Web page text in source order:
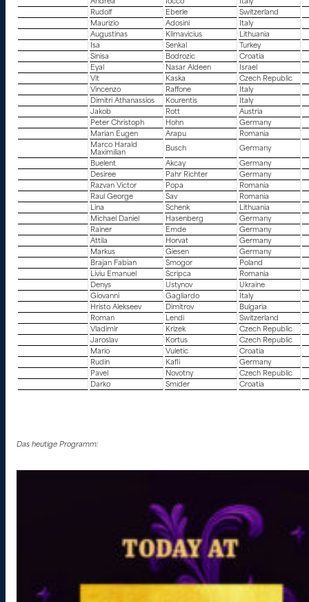
Rudolf
Eberle
Switzerland
Maurizio
Adosini
Italy
Augustinas
Klimavicius
Lithuania
Isa
Senkal
Turkey
Sinisa
Bodrozic
Croatia
Eyal
Nasar Aldeen
Israel
Vit
Kaska
Czech Republic
Vincenzo
Raffone
Italy
Dimitri Athanassios
Kourentis
Italy
Jakob
Rott
Austria
Peter Christoph
Hohn
Germany
Marian Eugen
Arapu
Romania
Marco Harald
Maximilian
Busch
Germany
Buelent
Akcay
Germany
Desiree
Pahr Richter
Germany
Razvan Victor
Popa
Romania
Raul George
Sav
Romania
Lina
Schenk
Lithuania
Michael Daniel
Hasenberg
Germany
Rainer
Emde
Germany
Attila
Horvat
Germany
Markus
Giesen
Germany
Brajan Fabian
Smogor
Poland
Liviu Emanuel
Scripca
Romania
Denys
Ustynov
Ukraine
Giovanni
Gagliardo
Italy
Hristo Alekseev
Dimitrov
Bulgaria
Roman
Lendi
Switzerland
Vladimir
Krizek
Czech Republic
Jaroslav
Kortus
Czech Republic
Mario
Vuletic
Croatia
Rudin
Kafli
Germany
Pavel
Novotny
Czech Republic
Darko
Smider Croatia
Das heutige Programm: